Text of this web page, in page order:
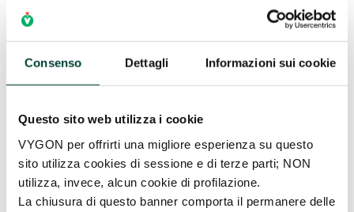
Consenso Dettagli Informazioni sui cookie
Questo sito web utilizza i cookie
VYGON per offrirti una migliore esperienza su questo
sito utilizza cookies di sessione e di terze parti; NON
utilizza, invece, alcun cookie di profilazione.
La chiusura di questo banner comporta il permanere delle
NEI PAZIENTI IN
IPOVOLEMIA